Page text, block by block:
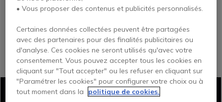
Les différentes gammes
Yealink sous Microsoft
Teams
• Vous proposer des contenus et publicités personnalisés.
Certaines données collectées peuvent être partagées
avec des partenaires pour des finalités publicitaires ou
d'analyse. Ces cookies ne seront utilisés qu'avec votre
consentement. Vous pouvez accepter tous les cookies en
cliquant sur "Tout accepter" ou les refuser en cliquant sur
"Paramétrer les cookies" pour configurer votre choix ou à
tout moment dans la
politique de cookies.